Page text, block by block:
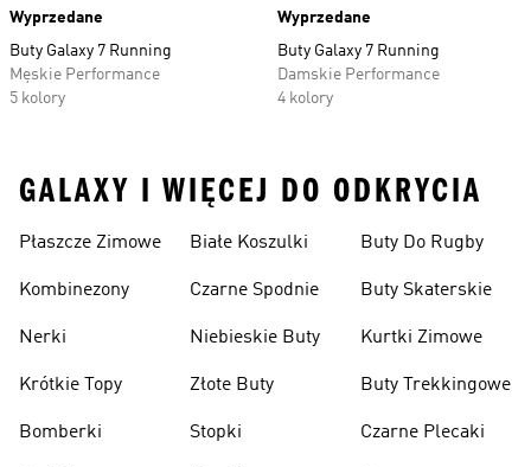
Wyprzedane
Buty Galaxy 7 Running
Męskie Performance
5 kolory
Wyprzedane
Buty Galaxy 7 Running
Damskie Performance
4 kolory
GALAXY I WIĘCEJ DO ODKRYCIA
Płaszcze Zimowe
Kombinezony
Nerki
Krótkie Topy
Bomberki
Białe Koszulki
Czarne Spodnie
Niebieskie Buty
Złote Buty
Stopki
Buty Do Rugby
Buty Skaterskie
Kurtki Zimowe
Buty Trekkingowe
Czarne Plecaki